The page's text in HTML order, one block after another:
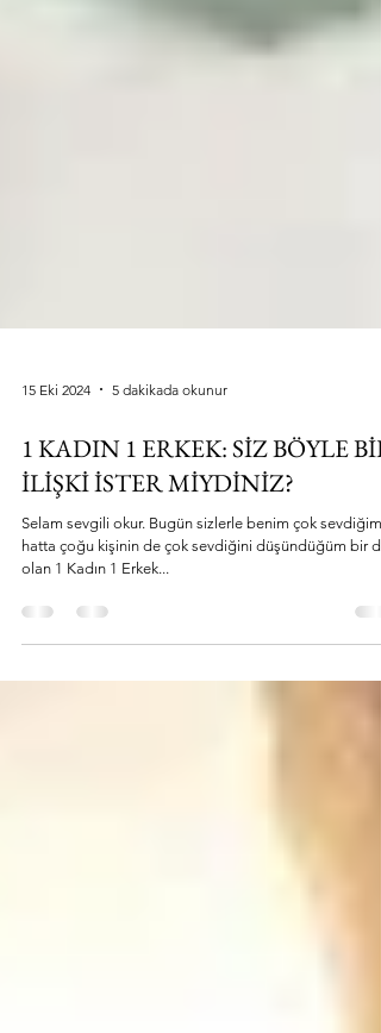
15 Eki 2024 5 dakikada okunur
1 KADIN 1 ERKEK: SİZ BÖYLE BİR
İLİŞKİ İSTER MİYDİNİZ?
Selam sevgili okur. Bugün sizlerle benim çok sevdiğim
olan 1 Kadın 1 Erkek...